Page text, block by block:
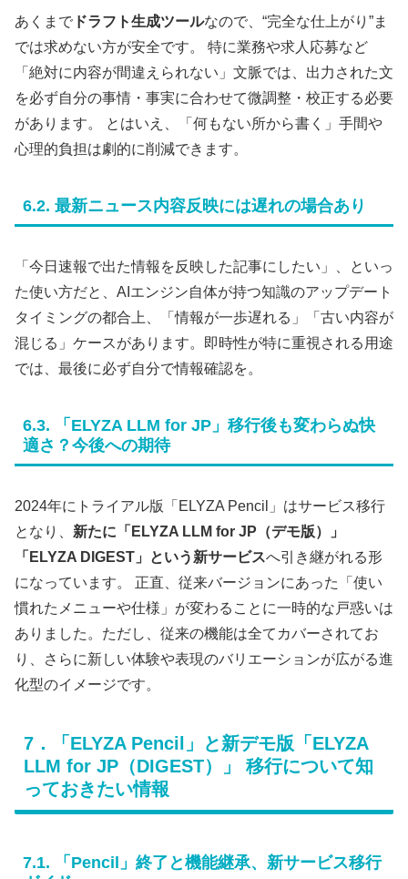
あくまで ドラフト生成ツールなので、“完全な仕上がり”ま
では求めない方が安全です。 特に業務や求人応募など
「絶対に内容が間違えられない」文脈では、出力された文
を必ず自分の事情・事実に合わせて微調整・校正する必要
があります。 とはいえ、「何もない所から書く」手間や
心理的負担は劇的に削減できます。
6.2. 最新ニュース内容反映には遅れの場合あり
「今日速報で出た情報を反映した記事にしたい」、といっ
た使い方だと、AIエンジン自体が持つ知識のアップデート
タイミングの都合上、「情報が一歩遅れる」「古い内容が
混じる」ケースがあります。即時性が特に重視される用途
では、最後に必ず自分で情報確認を。
6.3. 「ELYZA LLM for JP」移行後も変わらぬ快
適さ？今後への期待
2024年にトライアル版「ELYZA Pencil」はサービス移行
となり、 新たに「ELYZA LLM for JP（デモ版）」
「ELYZA DIGEST」という新サービスへ引き継がれる形
になっています。 正直、従来バージョンにあった「使い
慣れたメニューや仕様」が変わることに一時的な戸惑いは
ありました。ただし、従来の機能は全てカバーされてお
り、さらに新しい体験や表現のバリエーションが広がる進
化型のイメージです。
7．「ELYZA Pencil」と新デモ版「ELYZA
LLM for JP（DIGEST）」 移行について知
っておきたい情報
7.1. 「Pencil」終了と機能継承、新サービス移行